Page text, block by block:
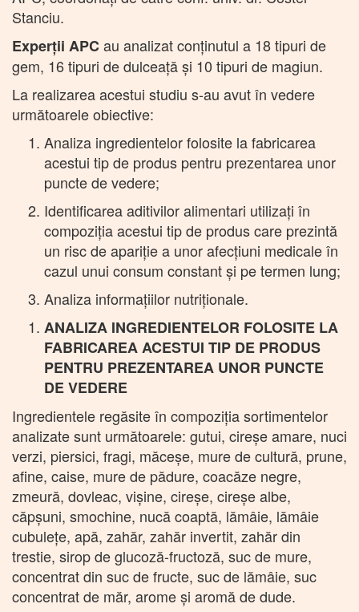
Stanciu.
Experții APCau analizat conţinutul a 18 tipuri de
gem, 16 tipuri de dulceaţă şi 10 tipuri de magiun.
La realizarea acestui studiu s-au avut în vedere
următoarele obiective:
Analiza ingredientelor folosite la fabricarea
acestui tip de produs pentru prezentarea unor
puncte de vedere;
Identificarea aditivilor alimentari utilizați în
compoziția acestui tip de produs care prezintă
un risc de apariție a unor afecțiuni medicale în
cazul unui consum constant și pe termen lung;
Analiza informațiilor nutriționale.
ANALIZA INGREDIENTELOR FOLOSITE LA
FABRICAREA ACESTUI TIP DE PRODUS
PENTRU PREZENTAREA UNOR PUNCTE
DE VEDERE
Ingredientele regăsite în compoziția sortimentelor
analizate sunt următoarele: gutui, cireşe amare, nuci
verzi, piersici, fragi, măceşe, mure de cultură, prune,
afine, caise, mure de pădure, coacăze negre,
zmeură, dovleac, vişine, cireşe, cireşe albe,
căpşuni, smochine, nucă coaptă, lămâie, lămâie
cubuleţe, apă, zahăr, zahăr invertit, zahăr din
trestie, sirop de glucoză-fructoză, suc de mure,
concentrat din suc de fructe, suc de lămâie, suc
concentrat de măr, arome şi aromă de dude.